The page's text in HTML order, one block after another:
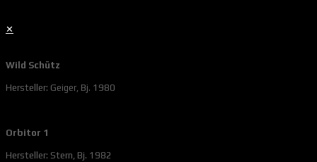
✕
Wild Schütz
Hersteller: Geiger, Bj. 1980
Orbitor 1
Hersteller: Stern, Bj. 1982